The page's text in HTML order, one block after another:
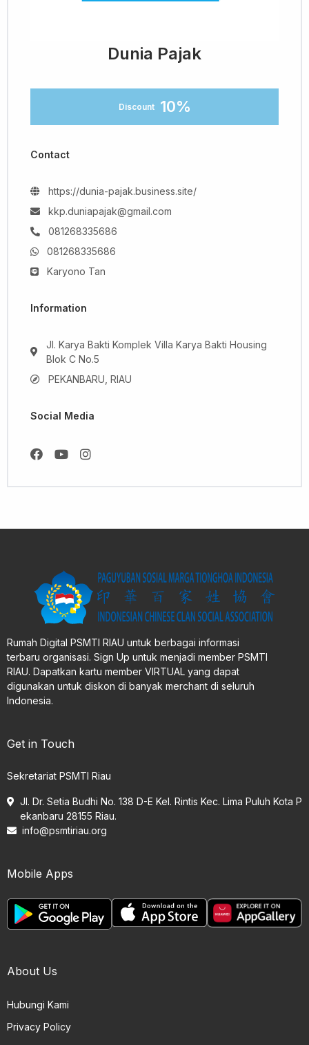
Dunia Pajak
Discount 10%
Contact
https://dunia-pajak.business.site/
kkp.duniapajak@gmail.com
081268335686
081268335686
Karyono Tan
Information
Jl. Karya Bakti Komplek Villa Karya Bakti Housing
Blok C No.5
PEKANBARU, RIAU
Social Media
Rumah Digital PSMTI RIAU untuk berbagai informasi
terbaru organisasi. Sign Up untuk menjadi member PSMTI
RIAU. Dapatkan kartu member VIRTUAL yang dapat
digunakan untuk diskon di banyak merchant di seluruh
Indonesia.
Get in Touch
Sekretariat PSMTI Riau
Jl. Dr. Setia Budhi No. 138 D-E Kel. Rintis Kec. Lima Puluh Kota P
ekanbaru 28155 Riau.
info@psmtiriau.org
Mobile Apps
About Us
Hubungi Kami
Privacy Policy